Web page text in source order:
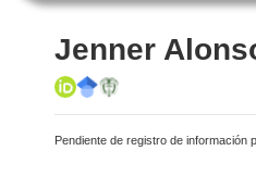
Jenner
Pendiente de registro de información